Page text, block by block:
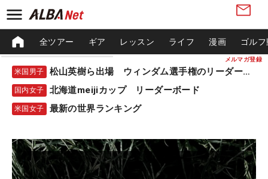
メルマガ登録
全ツアー ギア レッスン ライフ 漫画 ゴル
米国男子 松山英樹ら出場 ウィンダム選手権のリーダーボード
国内女子 北海道meijiカップ リーダーボード
米国女子 最新の世界ランキング